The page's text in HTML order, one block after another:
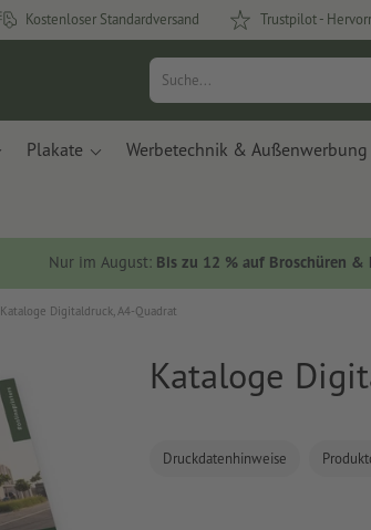
Kostenloser Standardversand Trustpilot -
Plakate Werbetechnik & Außenwerbung
Nur im August: Bis zu 12 % auf Broschüren &
Kataloge Digitaldruck, A4-Quadrat
Kataloge
Druckdatenhinweise